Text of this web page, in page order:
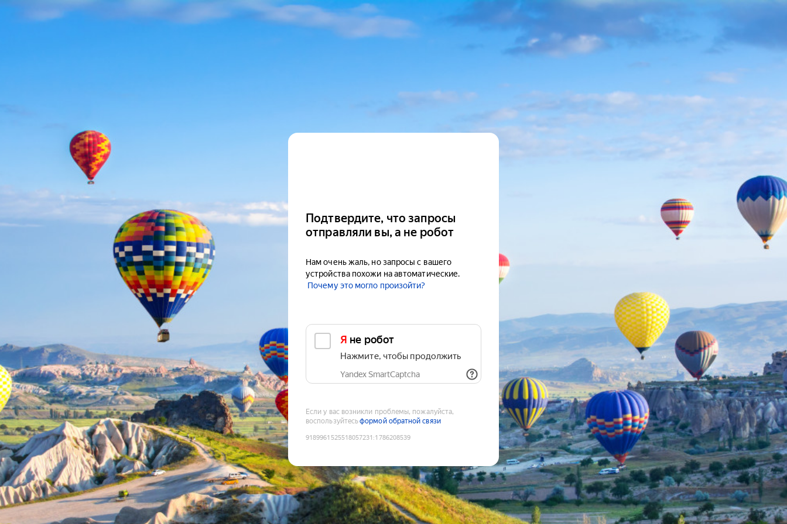
Подтвердите, что запросы
отправляли вы, а не робот
Нам очень жаль, но запросы с вашего
устройства похожи на автоматические.
Почему это могло произойти?
Я не робот
Нажмите, чтобы продолжить
Yandex SmartCaptcha
Если у вас возникли проблемы, пожалуйста,
воспользуйтесьформой обратной связи
9189961525518057231 :1786208539